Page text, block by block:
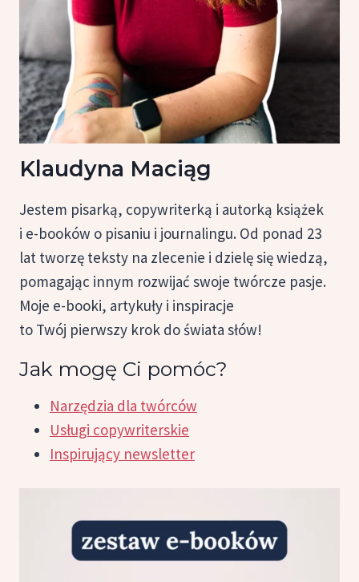
Klaudyna Maciąg
Jestem pisarką, copywriterką i autorką książek
i e-booków o pisaniu i journalingu. Od ponad 23
lat tworzę teksty na zlecenie i dzielę się wiedzą,
pomagając innym rozwijać swoje twórcze pasje.
Moje e-booki, artykuły i inspiracje
to Twój pierwszy krok do świata słów!
Jak mogę Ci pomóc?
Narzędzia dla twórców
Usługi copywriterskie
Inspirujący newsletter